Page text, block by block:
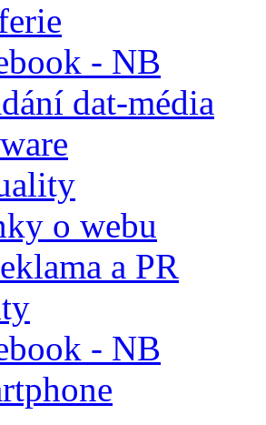
- NB
dat-média
o webu
a PR
- NB